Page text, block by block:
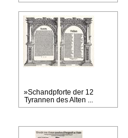
»Schandpforte der 12
Tyrannen des Alten ...